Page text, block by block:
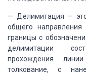
— Делимитация —
общего направления
границы с
делимитации
прохождения
толкование, с